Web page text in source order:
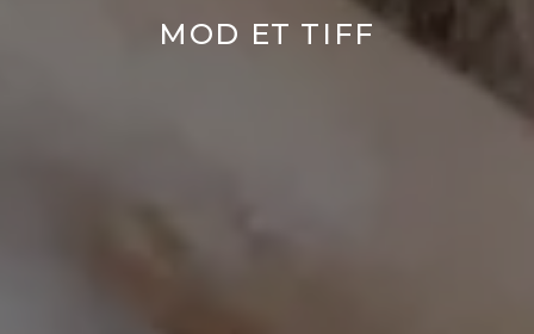
MOD ET TIFF